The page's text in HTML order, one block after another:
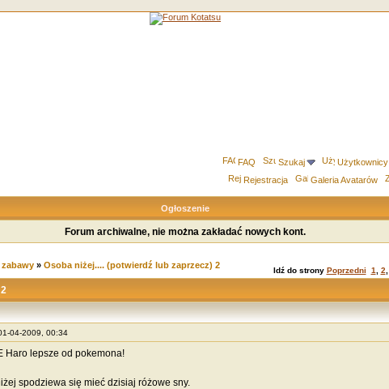
FAQ Szukaj Użytkownicy
Rejestracja
Galeria Avatarów
Ogłoszenie
Forum archiwalne, nie można zakładać nowych kont.
» Osoba niżej.... (potwierdź lub zaprzecz) 2
Idź do strony Poprzedni 1 2
04-2009, 00:34
Haro lepsze od pokemona!
spodziewa się mieć dzisiaj różowe sny.